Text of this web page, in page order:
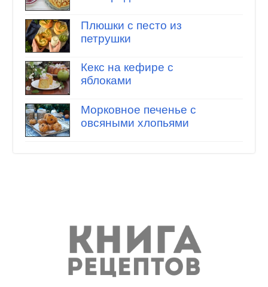
Плюшки с песто из
петрушки
Кекс на кефире с
яблоками
Морковное печенье с
овсяными хлопьями